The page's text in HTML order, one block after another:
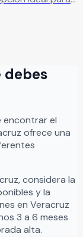
momentos
debes
encontrar el
ofrece una
, considera la
y la
en Veracruz
3 a 6 meses
alta.